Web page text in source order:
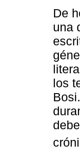
De
una
los